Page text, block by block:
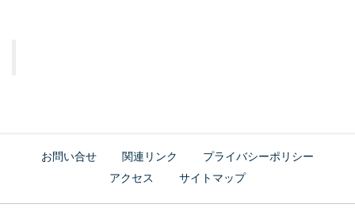
お問い合せ 関連リンク
プライバシーポリシー
アクセス
サイトマップ